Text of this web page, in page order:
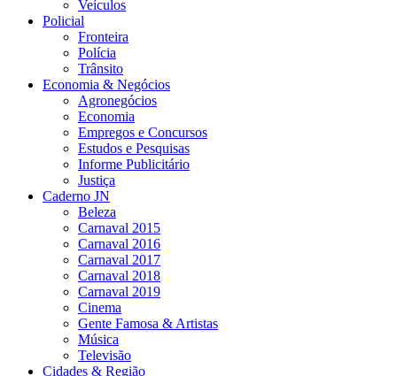
Veículos
Policial
Fronteira
Polícia
Trânsito
Economia & Negócios
Agronegócios
Economia
Empregos e Concursos
Estudos e Pesquisas
Informe Publicitário
Justiça
Caderno JN
Beleza
Carnaval 2015
Carnaval 2016
Carnaval 2017
Carnaval 2018
Carnaval 2019
Cinema
Gente Famosa & Artistas
Música
Televisão
Cidades & Região